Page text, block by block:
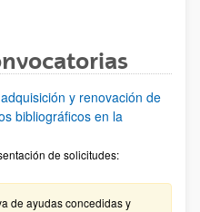
y renovación de
bibliográficos en la
de solicitudes:
de ayudas concedidas y